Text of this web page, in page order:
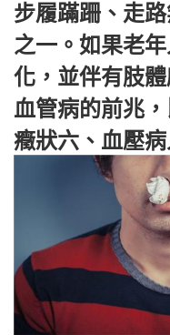
步履蹣跚、走
之一。如果老
化，並伴有肢
血管病的前兆
癥狀六、血壓